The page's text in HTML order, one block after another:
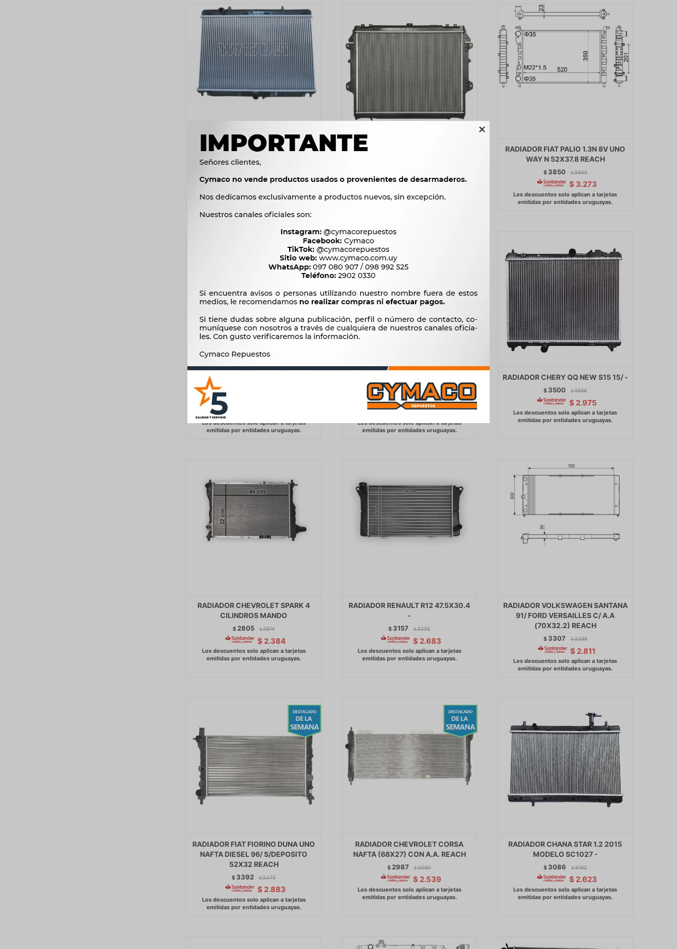

RADIADOR CHEVROLET N300 1.2
64X39.5 -
$2.145
RADIADOR TOYOTA HILUX 06/ 2.5 Y
$6.446
RADIADOR FIAT PALIO 1.3N 8V UNO
WAY N 52X37.8 REACH
$ 3850 $ 3945
$ 3.273
RADIADOR CHEVROLET CORSA 1.7D
DUNA NAFTA 93/ 44X32 REACH
$3307 $ 3388
$2.811
RADIADOR CHERY QQ NEW S15 15/ -
$ 3500 $ 3586
$ 2.975
RADIADOR CHEVROLET SPARK 4
CILINDROS MANDO
$2805 $ 2874
$ 2.384
RADIADOR RENAULT R12 47.5X30.4
-
$ 3157 $ 3235
$ 2.683
RADIADOR VOLKSWAGEN SANTANA
91/ FORD VERSAILLES C/ A.A
(70X32.2) REACH
$ 3307 $ 3388
$ 2.811
RADIADOR FIAT FIORINO DUNA UNO
NAFTA DIESEL 96/ S/DEPOSITO
52X32 REACH
$ 3392 $ 3475
$ 2.883
RADIADOR CHEVROLET CORSA
NAFTA (68X27) CON A.A. REACH
$ 2987 $ 3060
$ 2.539
RADIADOR CHANA STAR 1.2 2015
MODELO SC1027 -
$ 3086 $ 3162
$ 2.623